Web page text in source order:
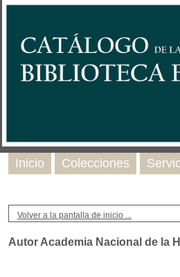
Volver a la pantalla de inicio ...
Autor Academia Nacional de la
Inicio Colecciones